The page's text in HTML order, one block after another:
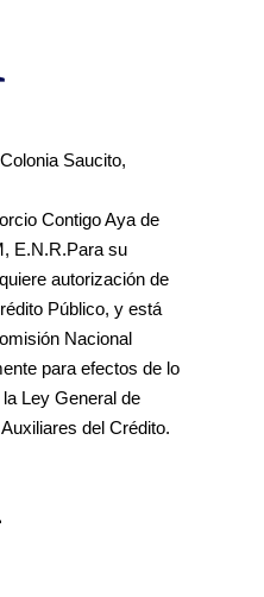
Saucito,
Contigo Aya de
E.N.R.Para su
autorización de
Público, y está
Nacional
para efectos de lo
Ley General de
del Crédito.